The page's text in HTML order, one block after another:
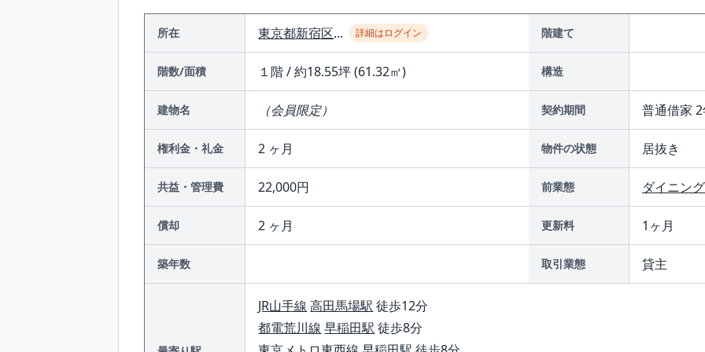
所在 東京都新宿区... 詳細はログイン 階建て
階数/面積 １階 / 約18.55坪 (61.32㎡) 構造
建物名 （会員限定） 契約期間 普通借家
権利金・礼金 2 ヶ月 物件の状態 居抜き
共益・管理費 22,000円 前業態 ダイニン
償却 2 ヶ月 更新料 1ヶ月
築年数 取引業態 貸主
JR山手線 高田馬場駅 徒歩12分
都電荒川線 早稲田駅 徒歩8分